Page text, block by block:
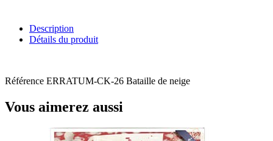
Description
Détails du produit
Référence ERRATUM-CK-26 Bataille de neige
Vous aimerez aussi